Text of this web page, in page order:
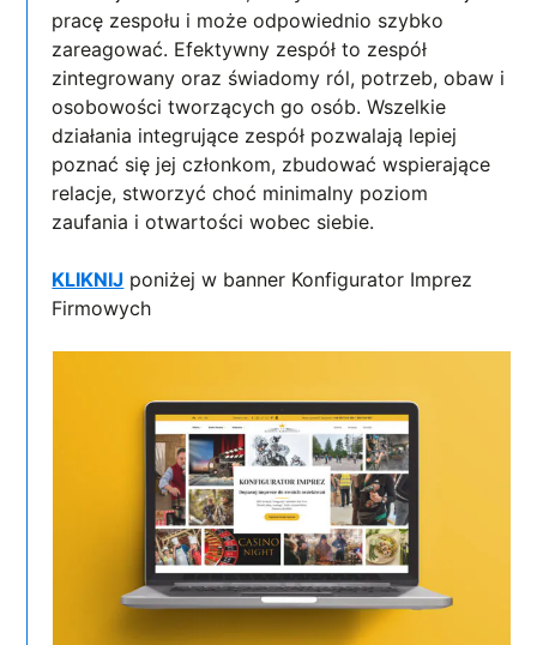
pracę zespołu i może odpowiednio szybko
zareagować. Efektywny zespół to zespół
zintegrowany oraz świadomy ról, potrzeb, obaw i
osobowości tworzących go osób. Wszelkie
działania integrujące zespół pozwalają lepiej
poznać się jej członkom, zbudować wspierające
relacje, stworzyć choć minimalny poziom
zaufania i otwartości wobec siebie.
KLIKNIJ poniżej w banner Konfigurator Imprez
Firmowych